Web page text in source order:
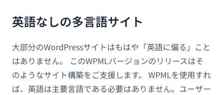
英語なしの多言語サイト
大部分のWordPressサイトはもはや「英語に偏る」こと
はありません。 このWPMLバージョンのリリースはそ
のようなサイト構築をご支援します。 WPMLを使用すれ
ば、英語は主要言語である必要はありません。ユーザー